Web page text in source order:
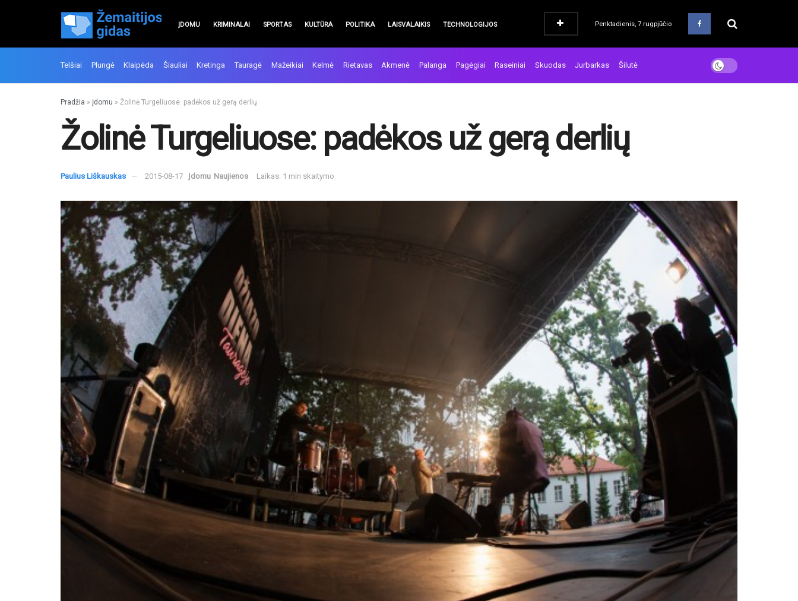
ĮDOMU KRIMINALAI SPORTAS KULTŪRA POLITIKA LAISVALAIKIS TECHNOLOGIJOS Penktadienis, 7 rugpjūčio
Telšiai Plungė Klaipėda Šiauliai Kretinga Tauragė Mažeikiai Kelmė Rietavas Akmenė Palanga Pagėgiai Raseiniai Skuodas Jurbarkas Šilutė
Pradžia » Įdomu » Žolinė Turgeliuose: padėkos už gerą derlių
Žolinė Turgeliuose: padėkos už gerą derlių
Paulius Liškauskas 2015-08-17 Įdomu Naujienos Laikas: 1 min skaitymo